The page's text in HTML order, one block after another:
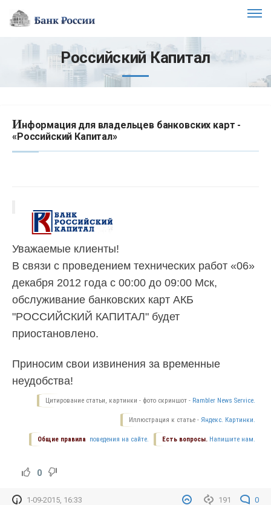
Российский Капитал
Информация для владельцев банковских карт -
«Российский Капитал»
Уважаемые клиенты!
В связи с проведением технических работ «06»
декабря 2012 года с 00:00 до 09:00 Мск,
обслуживание банковских карт АКБ
"РОССИЙСКИЙ КАПИТАЛ" будет
приостановлено.
Приносим свои извинения за временные
неудобства!
Цитирование статьи, картинки - фото скриншот - Rambler News Service.
Иллюстрация к статье - Яндекс. Картинки.
Есть вопросы. Напишите нам.
Общие правила поведения на сайте.
0
191 0
1-09-2015, 16:33